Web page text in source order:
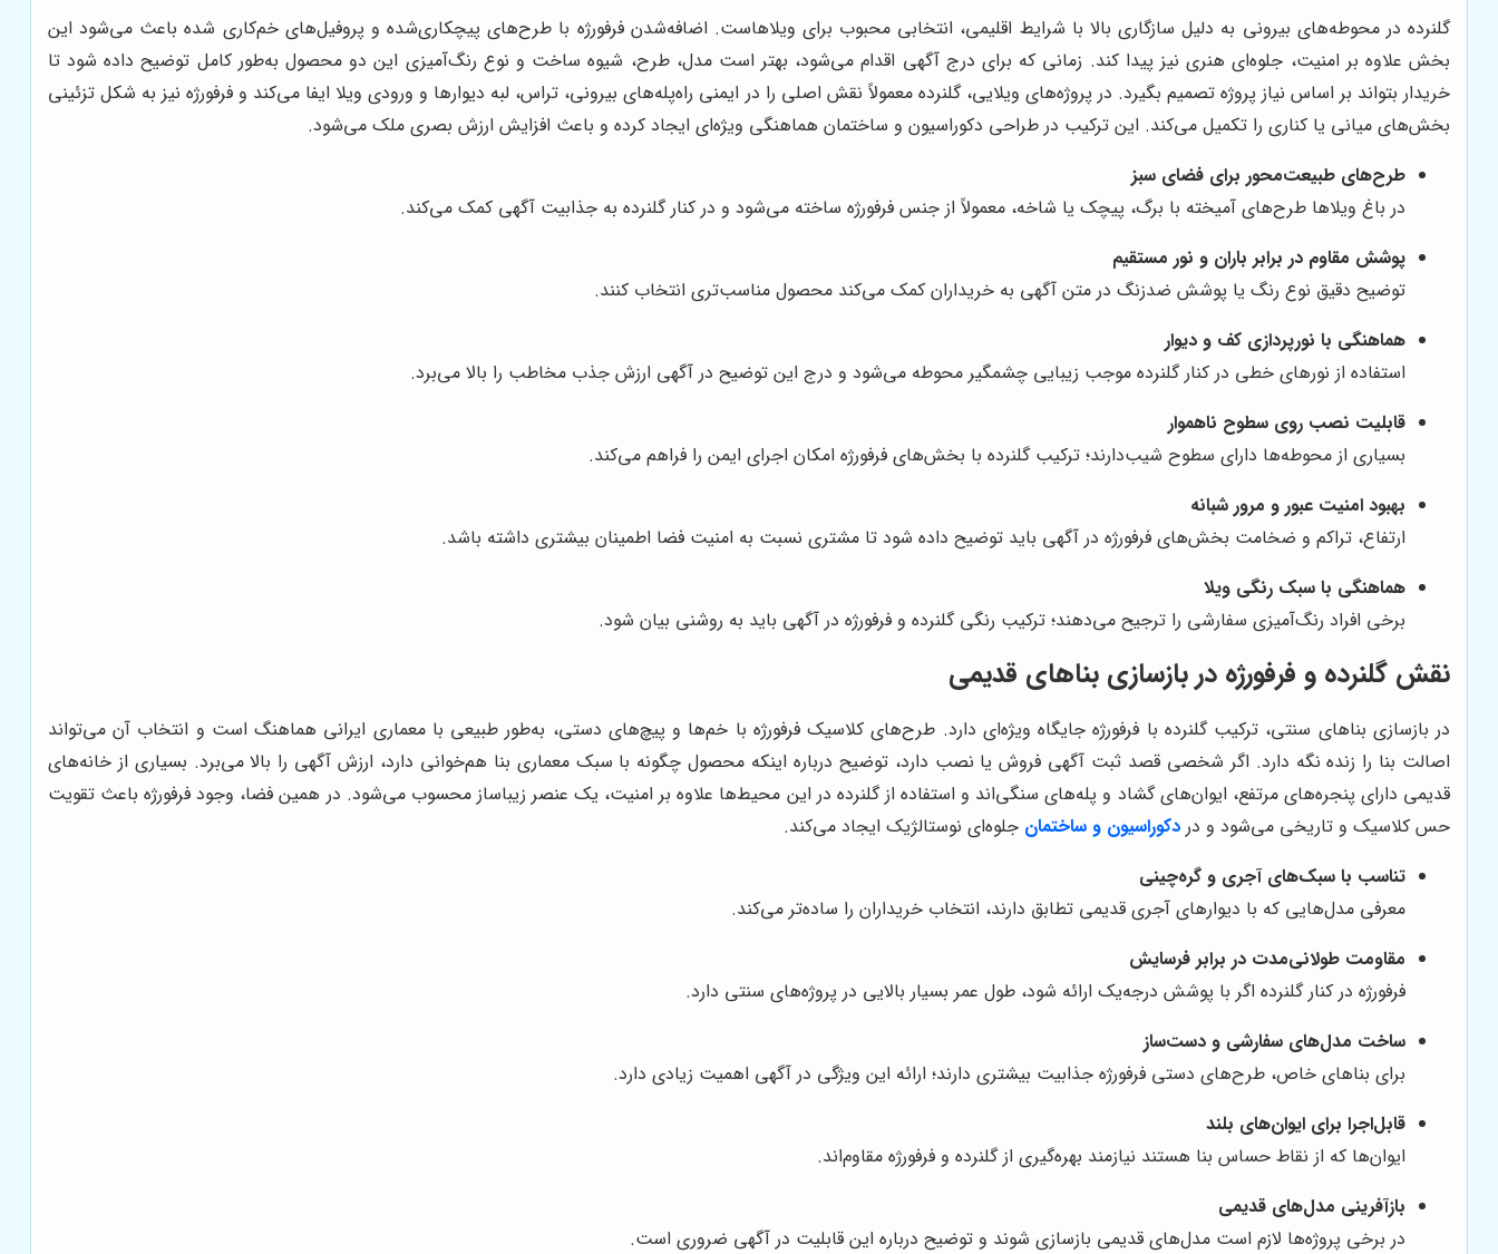
گلنرده در محوطه‌های بیرونی به دلیل سازگاری بالا با شرایط اقلیمی، انتخابی محبوب برای ویلاهاست. اضافه‌شدن فرفورژه با طرح‌های پیچکاری‌شده و پروفیل‌های خم‌کاری شده باعث می‌شود این
بخش علاوه بر امنیت، جلوه‌ای هنری نیز پیدا کند. زمانی که برای درج آگهی اقدام می‌شود، بهتر است مدل، طرح، شیوه ساخت و نوع رنگ‌آمیزی این دو محصول به‌طور کامل توضیح داده شود تا
خریدار بتواند بر اساس نیاز پروژه تصمیم بگیرد. در پروژه‌های ویلایی، گلنرده معمولاً نقش اصلی را در ایمنی راه‌پله‌های بیرونی، تراس، لبه دیوارها و ورودی ویلا ایفا می‌کند و فرفورژه نیز به شکل تزئینی
بخش‌های میانی یا کناری را تکمیل می‌کند. این ترکیب در طراحی دکوراسیون و ساختمان هماهنگی ویژه‌ای ایجاد کرده و باعث افزایش ارزش بصری ملک می‌شود.
طرح‌های طبیعت‌محور برای فضای سبز
در باغ ویلاها طرح‌های آمیخته با برگ، پیچک یا شاخه، معمولاً از جنس فرفورژه ساخته می‌شود و در کنار گلنرده به جذابیت آگهی کمک می‌کند.
پوشش مقاوم در برابر باران و نور مستقیم
توضیح دقیق نوع رنگ یا پوشش ضدزنگ در متن آگهی به خریداران کمک می‌کند محصول مناسب‌تری انتخاب کنند.
هماهنگی با نورپردازی کف و دیوار
استفاده از نورهای خطی در کنار گلنرده موجب زیبایی چشمگیر محوطه می‌شود و درج این توضیح در آگهی ارزش جذب مخاطب را بالا می‌برد.
قابلیت نصب روی سطوح ناهموار
بسیاری از محوطه‌ها دارای سطوح شیب‌دارند؛ ترکیب گلنرده با بخش‌های فرفورژه امکان اجرای ایمن را فراهم می‌کند.
بهبود امنیت عبور و مرور شبانه
ارتفاع، تراکم و ضخامت بخش‌های فرفورژه در آگهی باید توضیح داده شود تا مشتری نسبت به امنیت فضا اطمینان بیشتری داشته باشد.
هماهنگی با سبک رنگی ویلا
برخی افراد رنگ‌آمیزی سفارشی را ترجیح می‌دهند؛ ترکیب رنگی گلنرده و فرفورژه در آگهی باید به روشنی بیان شود.
نقش گلنرده و فرفورژه در بازسازی بناهای قدیمی
در بازسازی بناهای سنتی، ترکیب گلنرده با فرفورژه جایگاه ویژه‌ای دارد. طرح‌های کلاسیک فرفورژه با خم‌ها و پیچ‌های دستی، به‌طور طبیعی با معماری ایرانی هماهنگ است و انتخاب آن می‌تواند
اصالت بنا را زنده نگه دارد. اگر شخصی قصد ثبت آگهی فروش یا نصب دارد، توضیح درباره اینکه محصول چگونه با سبک معماری بنا هم‌خوانی دارد، ارزش آگهی را بالا می‌برد. بسیاری از خانه‌های
قدیمی دارای پنجره‌های مرتفع، ایوان‌های گشاد و پله‌های سنگی‌اند و استفاده از گلنرده در این محیط‌ها علاوه بر امنیت، یک عنصر زیباساز محسوب می‌شود. در همین فضا، وجود فرفورژه باعث تقویت
حس کلاسیک و تاریخی می‌شود و در دکوراسیون و ساختمان جلوه‌ای نوستالژیک ایجاد می‌کند.
تناسب با سبک‌های آجری و گره‌چینی
معرفی مدل‌هایی که با دیوارهای آجری قدیمی تطابق دارند، انتخاب خریداران را ساده‌تر می‌کند.
مقاومت طولانی‌مدت در برابر فرسایش
فرفورژه در کنار گلنرده اگر با پوشش درجه‌یک ارائه شود، طول عمر بسیار بالایی در پروژه‌های سنتی دارد.
ساخت مدل‌های سفارشی و دست‌ساز
برای بناهای خاص، طرح‌های دستی فرفورژه جذابیت بیشتری دارند؛ ارائه این ویژگی در آگهی اهمیت زیادی دارد.
قابل‌اجرا برای ایوان‌های بلند
ایوان‌ها که از نقاط حساس بنا هستند نیازمند بهره‌گیری از گلنرده و فرفورژه مقاوم‌اند.
بازآفرینی مدل‌های قدیمی
در برخی پروژه‌ها لازم است مدل‌های قدیمی بازسازی شوند و توضیح درباره این قابلیت در آگهی ضروری است.